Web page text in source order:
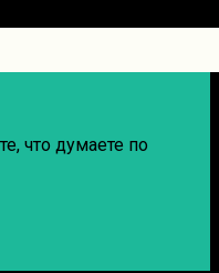
что думаете по